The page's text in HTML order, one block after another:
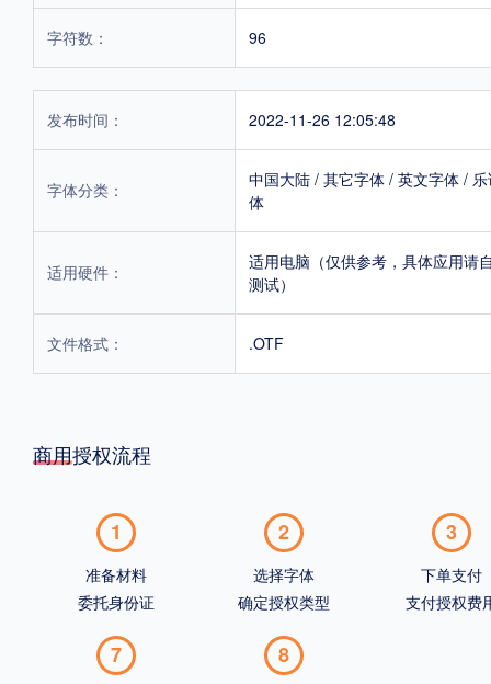
字符数： 96
发布时间： 2022-11-26 12:05:48
字体分类： 中国大陆 / 其它字体 / 英文字体 /
体
适用硬件：
适用电脑（仅供参考，具体应用请
测试）
文件格式： .OTF
商用授权流程
1
准备材料
委托身份证
2
选择字体
确定授权类型
3
下单支付
支付授权费
7 8